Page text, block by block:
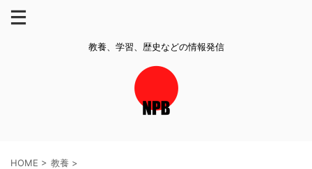
教養、学習、歴史などの情報発信
HOME > 教養 >